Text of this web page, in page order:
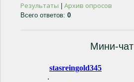
Результаты Архив опросов
Всего ответов: 0
Мини-чат